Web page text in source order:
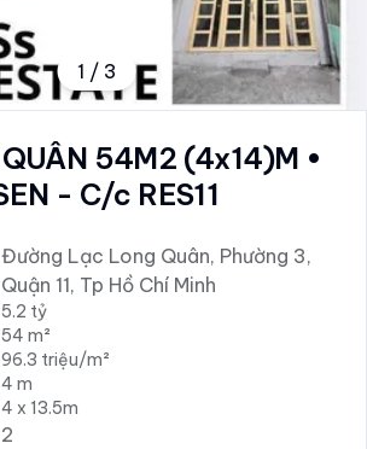
1 / 3
54M2 (4x14)M •
- C/c RES11
Đường Lạc Long Quân, Phường 3,
Quận 11, Tp Hồ Chí Minh
5.2 tỷ
54 m²
96.3 triệu/m²
4 m
4 x 13.5m
2